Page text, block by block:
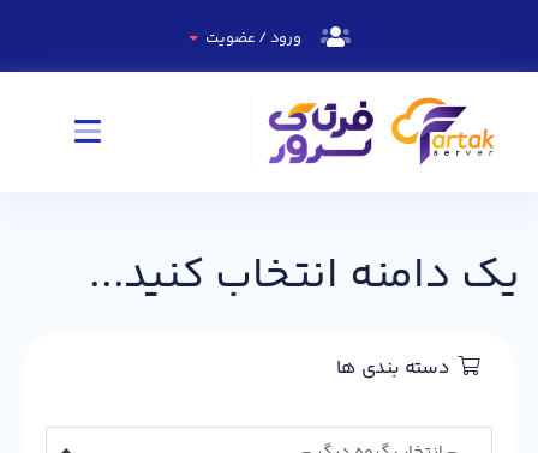
ورود / عضویت
یک دامنه انتخاب کنید...
دسته بندی ها